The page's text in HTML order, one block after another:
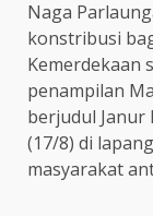
Naga
konstribusi
Kemerdekaan
penampilan
berjudul Janur
(17/8) di
masyarakat